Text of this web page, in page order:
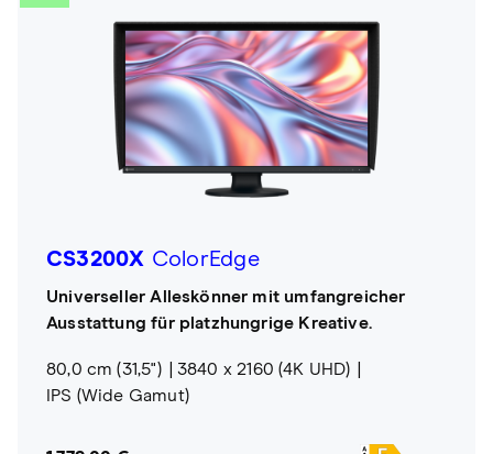
CS3200X ColorEdge
Universeller Alleskönner mit umfangreicher
Ausstattung für platzhungrige Kreative.
80,0 cm (31,5")
3840 x 2160 (4K UHD)
IPS (Wide Gamut)